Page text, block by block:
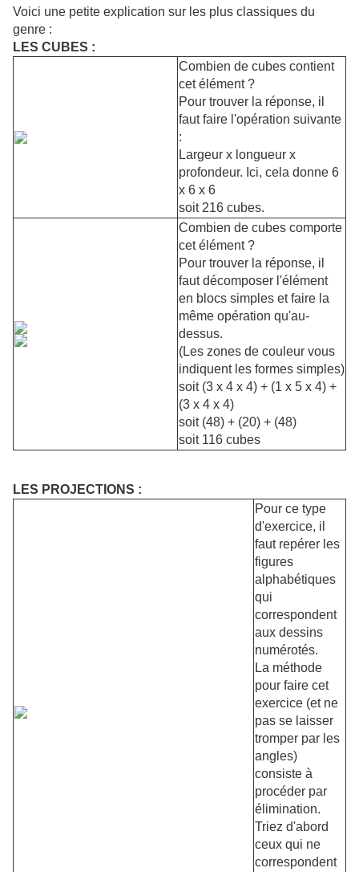
Voici une petite explication sur les plus classiques du
genre :
LES CUBES :
Combien de cubes contient
cet élément ?
Pour trouver la réponse, il
faut faire l'opération suivante
:
Largeur x longueur x
profondeur. Ici, cela donne 6
x 6 x 6
soit 216 cubes.
Combien de cubes comporte
cet élément ?
Pour trouver la réponse, il
faut décomposer l'élément
en blocs simples et faire la
même opération qu'au-
dessus.
(Les zones de couleur vous
indiquent les formes simples)
soit (3 x 4 x 4) + (1 x 5 x 4) +
(3 x 4 x 4)
soit (48) + (20) + (48)
soit 116 cubes
LES PROJECTIONS :
Pour ce type
d'exercice, il
faut repérer les
figures
alphabétiques
qui
correspondent
aux dessins
numérotés.
La méthode
pour faire cet
exercice (et ne
pas se laisser
tromper par les
angles)
consiste à
procéder par
élimination.
Triez d'abord
ceux qui ne
correspondent